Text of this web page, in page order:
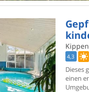
4,3
Dieses
einen